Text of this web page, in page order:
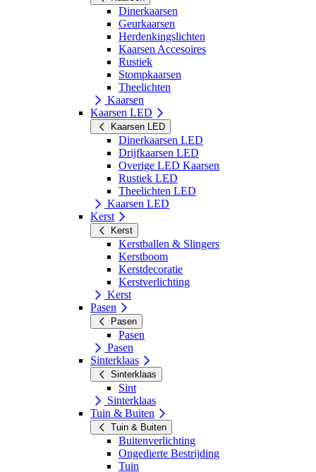
Dinerkaarsen
Geurkaarsen
Herdenkingslichten
Kaarsen Accesoires
Rustiek
Stompkaarsen
Theelichten
Kaarsen
Kaarsen LED
Kaarsen LED
Dinerkaarsen LED
Drijfkaarsen LED
Overige LED Kaarsen
Rustiek LED
Theelichten LED
Kaarsen LED
Kerst
Kerst
Kerstballen & Slingers
Kerstboom
Kerstdecoratie
Kerstverlichting
Kerst
Pasen
Pasen
Pasen
Pasen
Sinterklaas
Sinterklaas
Sint
Sinterklaas
Tuin & Buiten
Tuin & Buiten
Buitenverlichting
Ongedierte Bestrijding
Tuin